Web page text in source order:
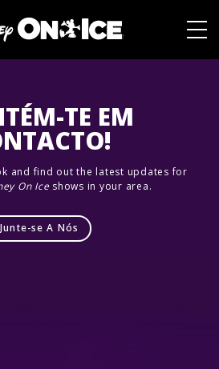
TE EM
and find out the latest updates for
On Iceshows in your area.
Junte-se A Nós